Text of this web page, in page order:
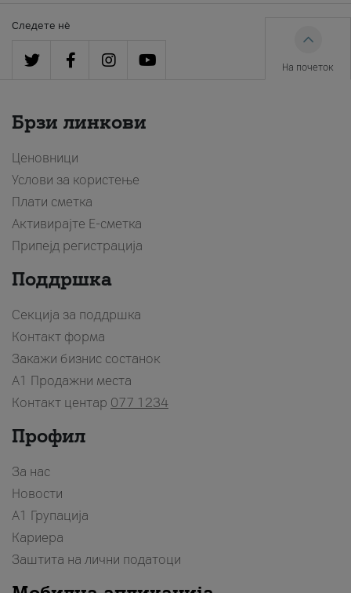
Следете нè
На почеток
Брзи линкови
Ценовници
Услови за користење
Плати сметка
Активирајте Е-сметка
Припејд регистрација
Поддршка
Секција за поддршка
Контакт форма
Закажи бизнис состанок
A1 Продажни места
Контакт центар 077 1234
Профил
За нас
Новости
А1 Групација
Кариера
Заштита на лични податоци